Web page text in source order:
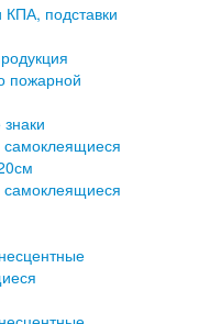
подставки
пожарной
самоклеящиеся
самоклеящиеся